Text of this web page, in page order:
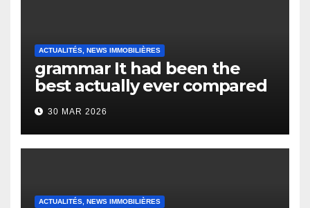
ACTUALITÉS, NEWS IMMOBILIÈRES
grammar It had been the
best actually ever compared
to it’s the top actually?
English Vocabulary Learners
Heap Change
30 MAR 2026
ACTUALITÉS, NEWS IMMOBILIÈRES